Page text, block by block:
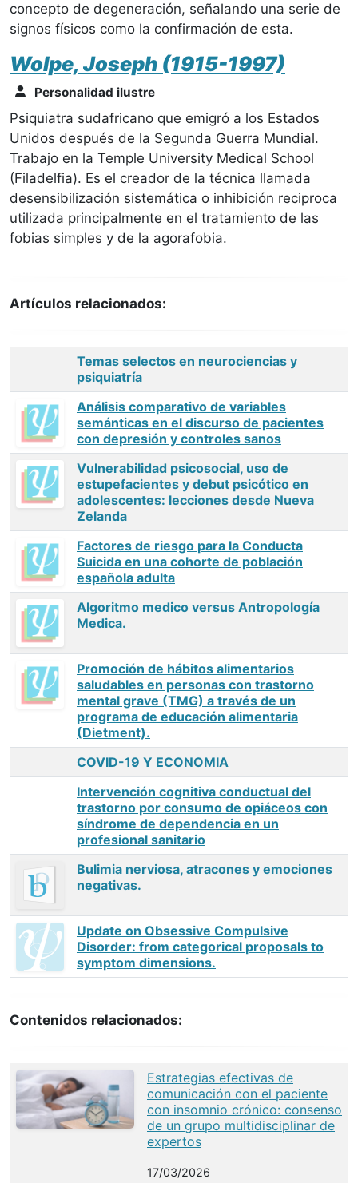
concepto de degeneración, señalando una serie de
signos físicos como la confirmación de esta.
Wolpe, Joseph (1915-1997)
Personalidad ilustre
Psiquiatra sudafricano que emigró a los Estados
Unidos después de la Segunda Guerra Mundial.
Trabajo en la Temple University Medical School
(Filadelfia). Es el creador de la técnica llamada
desensibilización sistemática o inhibición reciproca
utilizada principalmente en el tratamiento de las
fobias simples y de la agorafobia.
Artículos relacionados:
Temas selectos en neurociencias y
psiquiatría
Análisis comparativo de variables
semánticas en el discurso de pacientes
con depresión y controles sanos
Vulnerabilidad psicosocial, uso de
estupefacientes y debut psicótico en
adolescentes: lecciones desde Nueva
Zelanda
Factores de riesgo para la Conducta
Suicida en una cohorte de población
española adulta
Algoritmo medico versus Antropología
Medica.
Promoción de hábitos alimentarios
saludables en personas con trastorno
mental grave (TMG) a través de un
programa de educación alimentaria
(Dietment).
COVID-19 Y ECONOMIA
Intervención cognitiva conductual del
trastorno por consumo de opiáceos con
síndrome de dependencia en un
profesional sanitario
Bulimia nerviosa, atracones y emociones
negativas.
Update on Obsessive Compulsive
Disorder: from categorical proposals to
symptom dimensions.
Contenidos relacionados:
Estrategias efectivas de
comunicación con el paciente
con insomnio crónico: consenso
de un grupo multidisciplinar de
expertos
17/03/2026